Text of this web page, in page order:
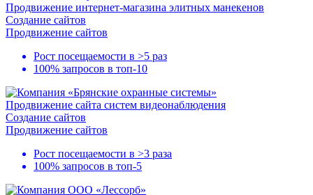
Продвижение интернет-магазина элитных манекенов
Создание сайтов
Продвижение сайтов
Рост посещаемости в >5 раз
100% запросов в топ-10
Продвижение сайта систем видеонаблюдения
Создание сайтов
Продвижение сайтов
Рост посещаемости в >3 раза
100% запросов в топ-5